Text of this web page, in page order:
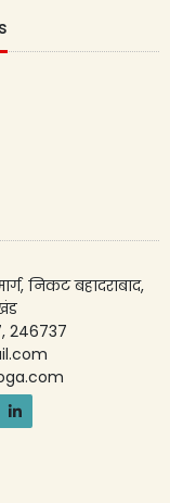
निकट बहादराबाद,
246737